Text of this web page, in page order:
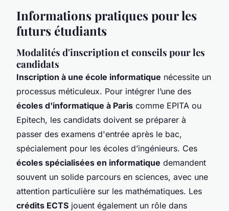
Informations pratiques pour les
futurs étudiants
Modalités d'inscription et conseils pour les
candidats
Inscription à une école informatique nécessite un
processus méticuleux. Pour intégrer l’une des
écoles d'informatique à Paris comme EPITA ou
Epitech, les candidats doivent se préparer à
passer des examens d'entrée après le bac,
spécialement pour les écoles d’ingénieurs. Ces
écoles spécialisées en informatique demandent
souvent un solide parcours en sciences, avec une
attention particulière sur les mathématiques. Les
crédits ECTS jouent également un rôle dans